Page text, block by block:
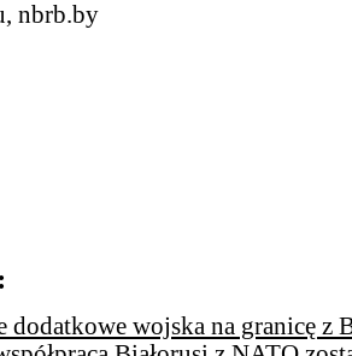
nbrb.by
​​dodatkowe wojska na granicę z